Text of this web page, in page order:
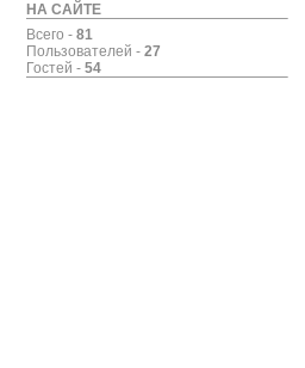
НА САЙТЕ
Всего - 81
Пользователей - 27
Гостей - 54